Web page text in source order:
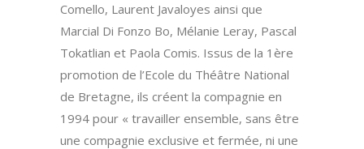
Comello, Laurent Javaloyes ainsi que
Marcial Di Fonzo Bo, Mélanie Leray, Pascal
Tokatlian et Paola Comis. Issus de la 1ère
promotion de l’Ecole du Théâtre National
de Bretagne, ils créent la compagnie en
1994 pour « travailler ensemble, sans être
une compagnie exclusive et fermée, ni une